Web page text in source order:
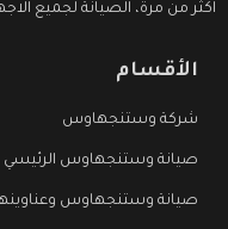
اكثر من مرة، الصيانة لجميع
الأقسام
شركة وستنجهاوس
صيانة وستنجهاوس الرئيسي
صيانة وستنجهاوس